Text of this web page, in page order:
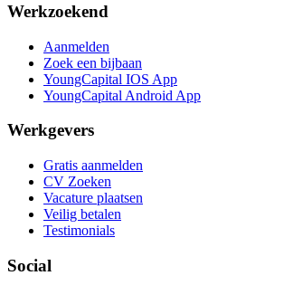
Werkzoekend
Aanmelden
Zoek een bijbaan
YoungCapital IOS App
YoungCapital Android App
Werkgevers
Gratis aanmelden
CV Zoeken
Vacature plaatsen
Veilig betalen
Testimonials
Social